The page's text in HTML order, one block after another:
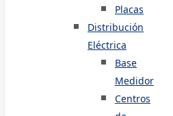
Placas
Distribución
Eléctrica
Base
Medidor
Centros